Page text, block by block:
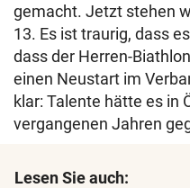
gemacht. Jetzt stehen
13. Es ist traurig, dass
dass der Herren-
einen Neustart im
klar: Talente hätte es in
vergangenen Jahren
Lesen Sie auch: